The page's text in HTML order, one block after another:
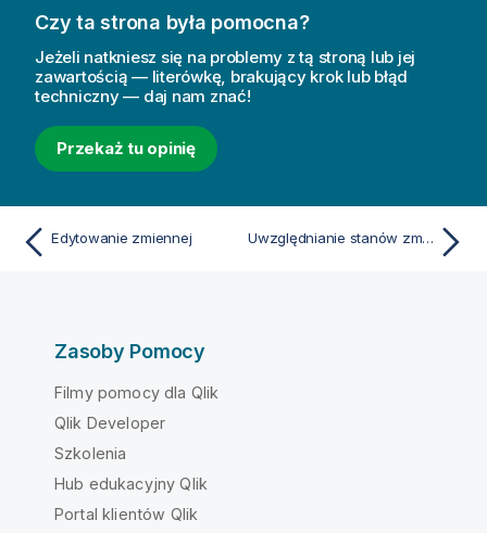
Czy ta strona była pomocna?
Jeżeli natkniesz się na problemy z tą stroną lub jej
zawartością — literówkę, brakujący krok lub błąd
techniczny — daj nam znać!
Przekaż tu opinię
Edytowanie zmiennej Uwzględnianie stanów zmiennych w zakładkach i raportach
Zasoby Pomocy
Filmy pomocy dla Qlik
Qlik Developer
Szkolenia
Hub edukacyjny Qlik
Portal klientów Qlik